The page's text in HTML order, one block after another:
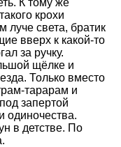
К тому же
крохи
луче света, братик
вверх к какой-то
за ручку.
щёлке и
Только вместо
тарарам и
запертой
одиночества.
в детстве. По